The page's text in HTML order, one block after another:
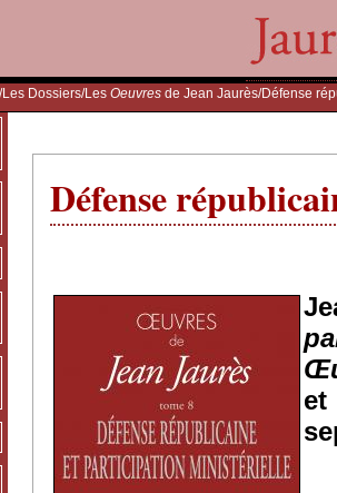
/Les Dossiers/Les Oeuvres de Jean Jaurès/Défense
Défense